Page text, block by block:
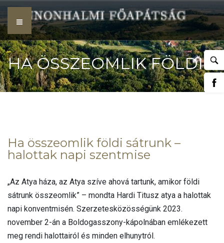
Skip
to
content
HA ÖSSZEOMLIK FÖLDI
NAPI SZENTMISE
Ha összeomlik földi sátrunk –
halottak napi szentmise
„Az Atya háza, az Atya szíve ahová tartunk, amikor földi
sátrunk összeomlik” – mondta Hardi Titusz atya a halottak
napi konventmisén. Szerzetesközösségünk 2023.
november 2-án a Boldogasszony-kápolnában emlékezett
meg rendi halottairól és minden elhunytról.